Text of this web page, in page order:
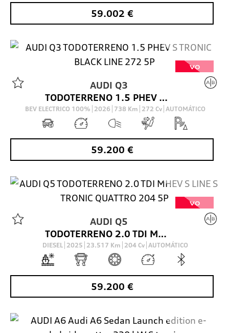
59.002 €
VO
AUDI Q3
TODOTERRENO 1.5 PHEV S TRONIC BLACK LINE 272 5P
BEV ELECTRICO 100% 2026 738 Km 272 Cv AUTOMÁTICO
59.200 €
VO
AUDI Q5
TODOTERRENO 2.0 TDI MHEV S LINE S TRONIC QUATTRO 204 5P
DIESEL 2025 23.517 Km 204 Cv AUTOMÁTICO
59.200 €